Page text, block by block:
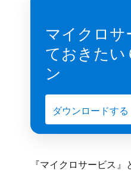
マイクロサ
ておきたい
ン
ダウンロードする
『マイクロサービス